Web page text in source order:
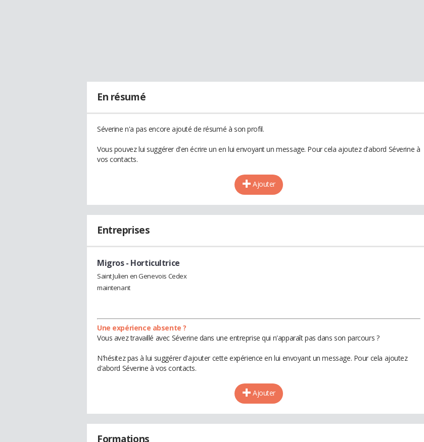
En résumé
Séverine n'a pas encore ajouté de résumé à son profil.
Vous pouvez lui suggérer d'en écrire un en lui envoyant un message. Pour cela ajoutez d'abord Séverine à
vos contacts.
Ajouter
Entreprises
Migros- Horticultrice
Saint Julien en Genevois Cedex
maintenant
Une expérience absente ?
Vous avez travaillé avec Séverine dans une entreprise qui n'apparaît pas dans son parcours ?
N'hésitez pas à lui suggérer d'ajouter cette expérience en lui envoyant un message. Pour cela ajoutez
d'abord Séverine à vos contacts.
Ajouter
Formations